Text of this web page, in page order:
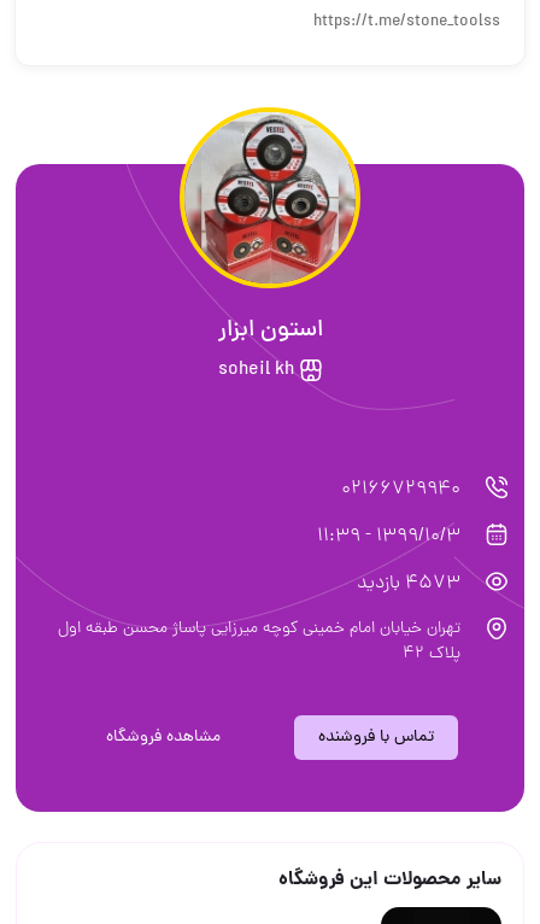
https://t.me/stone_toolss
استون ابزار
soheil kh
02166729940
1399/10/3 - 11:39
4573 بازدید
تهران خیابان امام خمینی کوچه میرزایی پاساژ محسن طبقه اول
پلاک ۴۲
تماس با فروشنده مشاهده فروشگاه
سایر محصولات این فروشگاه